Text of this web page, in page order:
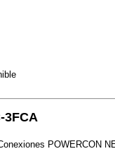
3FCA
POWERCON